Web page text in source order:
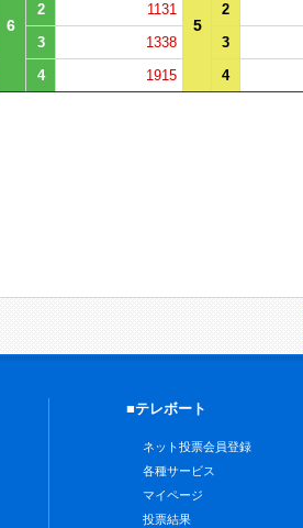
6 5
2 1131 2
3 1338 3
4 1915 4
■テレボート
ネット投票会員登録
各種サービス
マイページ
投票結果